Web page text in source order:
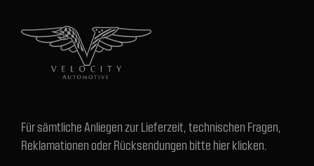
Für sämtliche Anliegen zur Lieferzeit, technischen Fragen,
Reklamationen oder Rücksendungen bitte hier klicken.